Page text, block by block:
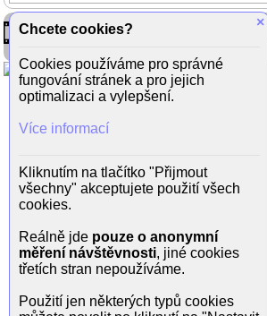
×
Chcete cookies?
Cookies používáme pro správné
fungování stránek a pro jejich
optimalizaci a vylepšení.
Více informací
Kliknutím na tlačítko "Přijmout
všechny" akceptujete použití všech
cookies.
Reálně jde pouze o anonymní
měření návštěvnosti, jiné cookies
třetích stran nepoužíváme.
Použití jen některých typů cookies